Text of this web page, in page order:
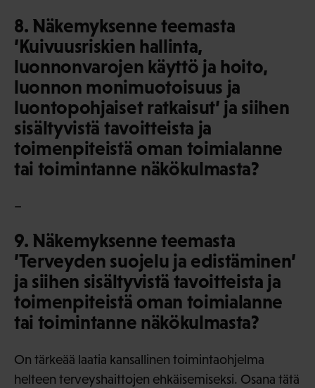
8. Näkemyksenne teemasta
’Kuivuusriskien hallinta,
luonnonvarojen käyttö ja hoito,
luonnon monimuotoisuus ja
luontopohjaiset ratkaisut’ ja siihen
sisältyvistä tavoitteista ja
toimenpiteistä oman toimialanne
tai toimintanne näkökulmasta?
–
9. Näkemyksenne teemasta
’Terveyden suojelu ja edistäminen’
ja siihen sisältyvistä tavoitteista ja
toimenpiteistä oman toimialanne
tai toimintanne näkökulmasta?
On tärkeää laatia kansallinen toimintaohjelma
helteen terveyshaittojen ehkäisemiseksi. Osana tätä